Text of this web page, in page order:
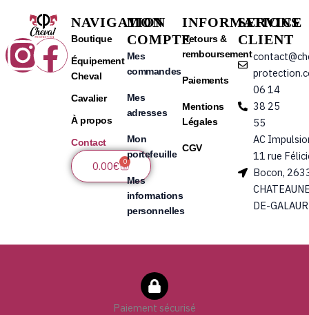
Instagram
Facebook
NAVIGATION
Boutique
Équipement
Cheval
Cavalier
À propos
Contact
0.00€ 0
Panier
MON
COMPTE
Mes
commandes
Mes
adresses
Mon
portefeuille
Mes
informations
personnelles
INFORMATIONS
Retours &
remboursement
Paiements
Mentions
Légales
CGV
SERVICE
CLIENT
06 14
38 25
55
AC
11 rue
Bocon,
DE-
Paiement sécurisé